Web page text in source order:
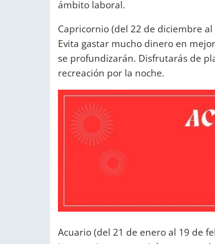
ámbito laboral.
Capricornio (del 22 de diciembre
Evita gastar mucho dinero en
se profundizarán. Disfrutarás de
recreación por la noche.
Acuario (del 21 de enero al 19 de